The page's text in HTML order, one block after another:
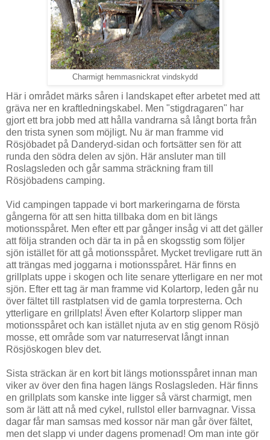
Charmigt hemmasnickrat vindskydd
Här i området märks såren i landskapet efter arbetet med att
gräva ner en kraftledningskabel. Men "stigdragaren" har
gjort ett bra jobb med att hålla vandrarna så långt borta från
den trista synen som möjligt. Nu är man framme vid
Rösjöbadet på Danderyd-sidan och fortsätter sen för att
runda den södra delen av sjön. Här ansluter man till
Roslagsleden och går samma sträckning fram till
Rösjöbadens camping.
Vid campingen tappade vi bort markeringarna de första
gångerna för att sen hitta tillbaka dom en bit längs
motionsspåret. Men efter ett par gånger insåg vi att det gäller
att följa stranden och där ta in på en skogsstig som följer
sjön istället för att gå motionsspåret. Mycket trevligare rutt än
att trängas med joggarna i motionsspåret. Här finns en
grillplats uppe i skogen och lite senare ytterligare en ner mot
sjön. Efter ett tag är man framme vid Kolartorp, leden går nu
över fältet till rastplatsen vid de gamla torpresterna. Och
ytterligare en grillplats! Även efter Kolartorp slipper man
motionsspåret och kan istället njuta av en stig genom Rösjö
mosse, ett område som var naturreservat långt innan
Rösjöskogen blev det.
Sista sträckan är en kort bit längs motionsspåret innan man
viker av över den fina hagen längs Roslagsleden. Här finns
en grillplats som kanske inte ligger så värst charmigt, men
som är lätt att nå med cykel, rullstol eller barnvagnar. Vissa
dagar får man samsas med kossor när man går över fältet,
men det slapp vi under dagens promenad! Om man inte gör